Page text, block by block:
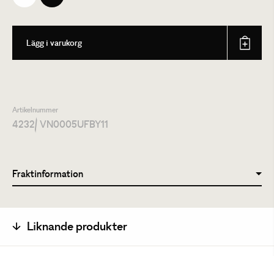
Lägg i varukorg
Artikelnummer
4232/ VN0005UFBY11
Fraktinformation
Liknande produkter